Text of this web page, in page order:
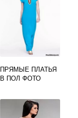
ПРЯМЫЕ ПЛАТЬЯ
В ПОЛ ФОТО